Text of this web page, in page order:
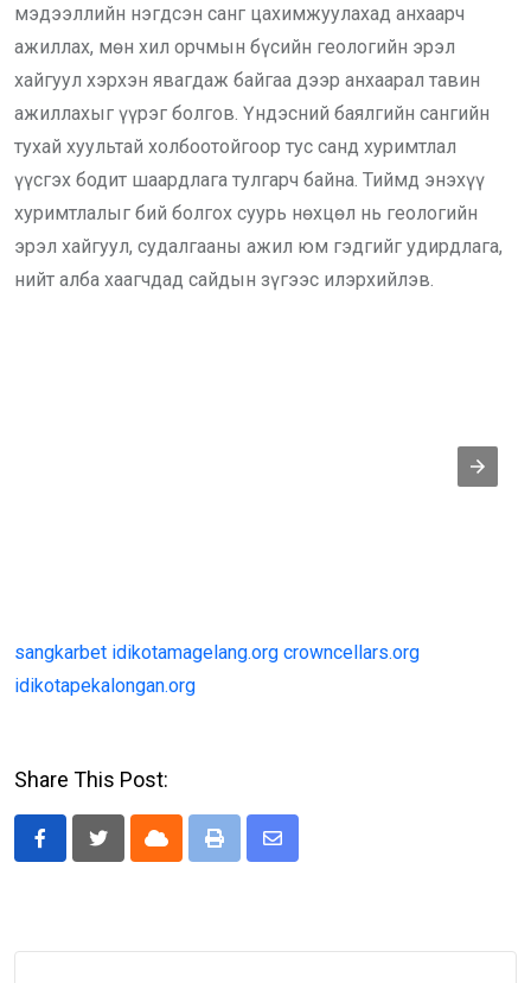
мэдээллийн нэгдсэн санг цахимжуулахад анхаарч
ажиллах, мөн хил орчмын бүсийн геологийн эрэл
хайгуул хэрхэн явагдаж байгаа дээр анхаарал тавин
ажиллахыг үүрэг болгов. Үндэсний баялгийн сангийн
тухай хуультай холбоотойгоор тус санд хуримтлал
үүсгэх бодит шаардлага тулгарч байна. Тиймд энэхүү
хуримтлалыг бий болгох суурь нөхцөл нь геологийн
эрэл хайгуул, судалгааны ажил юм гэдгийг удирдлага,
нийт алба хаагчдад сайдын зүгээс илэрхийлэв.
sangkarbet idikotamagelang.org crowncellars.org
idikotapekalongan.org
Share This Post:
Cloud Print
Share